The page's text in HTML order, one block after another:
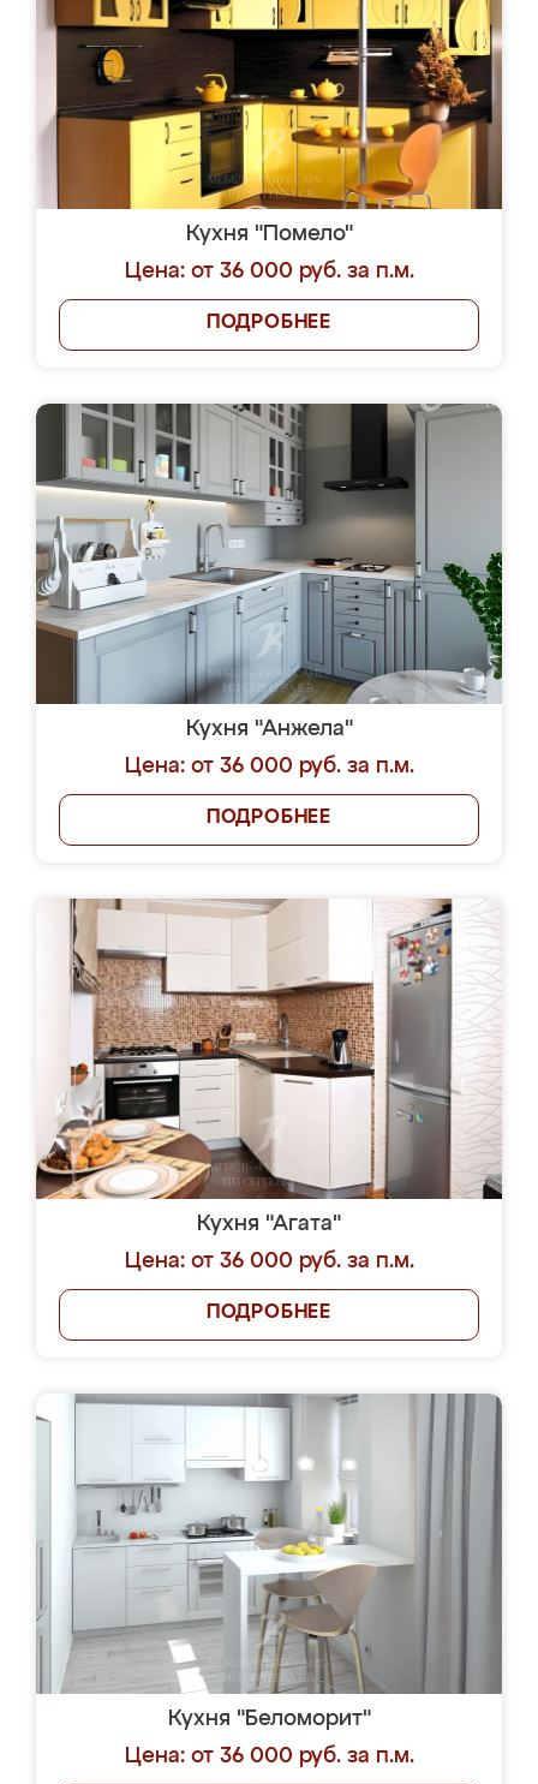
Кухня "Помело"
Цена: от 36 000 руб. за п.м.
ПОДРОБНЕЕ
Кухня "Анжела"
Цена: от 36 000 руб. за п.м.
ПОДРОБНЕЕ
Кухня "Агата"
Цена: от 36 000 руб. за п.м.
ПОДРОБНЕЕ
Кухня "Беломорит"
Цена: от 36 000 руб. за п.м.